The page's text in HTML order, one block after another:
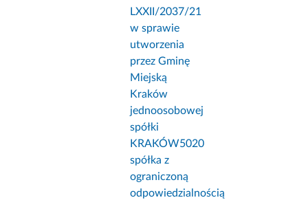
LXXII/2037/21
w sprawie
utworzenia
przez Gminę
Miejską
Kraków
jednoosobowej
spółki
KRAKÓW5020
spółka z
ograniczoną
odpowiedzialnością